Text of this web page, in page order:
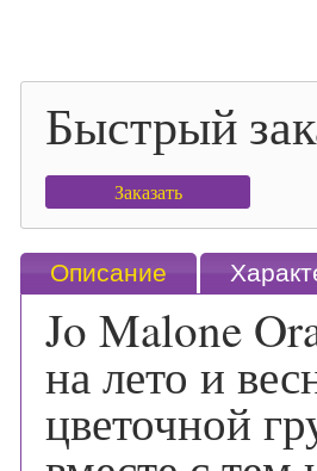
Быстрый
Заказать
Описание
Jo Malone
на лето и
цветочной